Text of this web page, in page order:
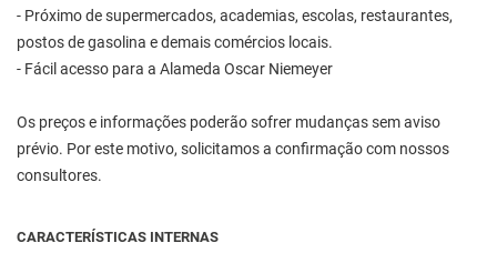
- Próximo de supermercados, academias, escolas, restaurantes,
postos de gasolina e demais comércios locais.
- Fácil acesso para a Alameda Oscar Niemeyer
Os preços e informações poderão sofrer mudanças sem aviso
prévio. Por este motivo, solicitamos a confirmação com nossos
consultores.
CARACTERÍSTICAS INTERNAS